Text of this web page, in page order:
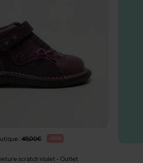
: 49,00€ -60%
scratch violet - Outlet